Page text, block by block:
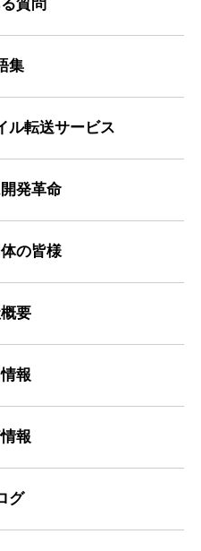
質問
集
ル転送サービス
発革命
の皆様
要
報
報
グ